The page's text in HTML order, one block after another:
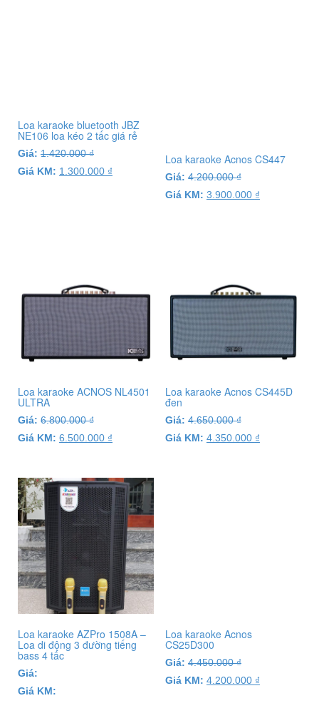
Loa karaoke bluetooth JBZ
NE106 loa kéo 2 tấc giá rẻ
Giá: 1.420.000₫
Giá KM: 1.300.000 ₫
Loa karaoke Acnos CS447
Giá: 4.200.000₫
Giá KM: 3.900.000 ₫
Loa karaoke ACNOS NL4501
ULTRA
Giá: 6.800.000₫
Giá KM: 6.500.000 ₫
Loa karaoke Acnos CS445D
đen
Giá: 4.650.000₫
Giá KM: 4.350.000 ₫
Loa karaoke AZPro 1508A –
Loa di động 3 đường tiếng
bass 4 tấc
Giá:
Giá KM:
Loa karaoke Acnos
CS25D300
Giá: 4.450.000₫
Giá KM: 4.200.000 ₫